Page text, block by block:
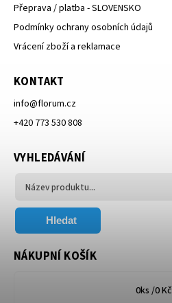
Přeprava / platba - SLOVENSKO
Podmínky ochrany osobních údajů
Vrácení zboží a reklamace
KONTAKT
info@florum.cz
+420 773 530 808
VYHLEDÁVÁNÍ
Hledat
NÁKUPNÍ KOŠÍK
0ks /0 Kč